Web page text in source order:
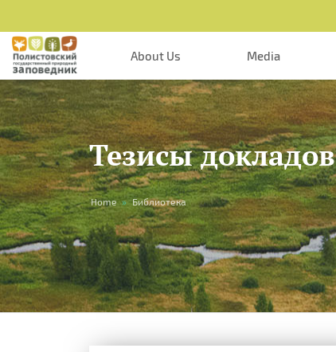
About Us Media
Тезисы докладов
You
are
here
Home » Библиотека